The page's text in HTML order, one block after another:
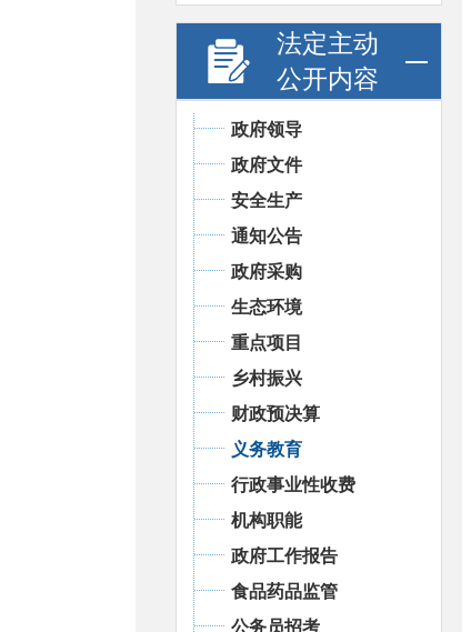
法定主动
公开内容
政府领导
政府文件
安全生产
通知公告
政府采购
生态环境
重点项目
乡村振兴
财政预决算
义务教育
行政事业性收费
机构职能
政府工作报告
食品药品监管
公务员招考